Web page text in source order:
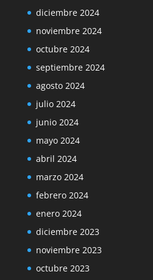
diciembre 2024
noviembre 2024
octubre 2024
septiembre 2024
agosto 2024
julio 2024
junio 2024
mayo 2024
abril 2024
marzo 2024
febrero 2024
enero 2024
diciembre 2023
noviembre 2023
octubre 2023